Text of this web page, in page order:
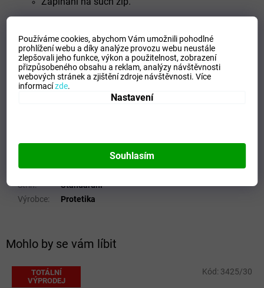
Používáme cookies, abychom Vám umožnili pohodlné
prohlížení webu a díky analýze provozu webu neustále
zlepšovali jeho funkce, výkon a použitelnost,zobrazení
přizpůsobeného obsahu a reklam, analýzy návštěvnosti
webových stránek a zjištění zdroje návštěvnosti.Více
informacízde.
Nastavení
Souhlasím
Mohlo by se vám líbit
TOTÁLNÍ
VÝPRODEJ
Kód: 3425/30
Velikostní tabulka_Protetika
Doplňkové parametry
Barva:
Modrá/šedá
Pohlaví:
Chlapecké
Střih:
Standardní
Výrobce: Protetika